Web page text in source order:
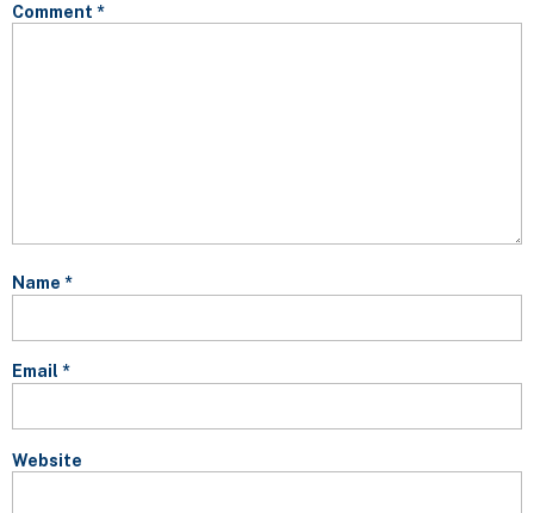
Comment *
Name *
Email *
Website